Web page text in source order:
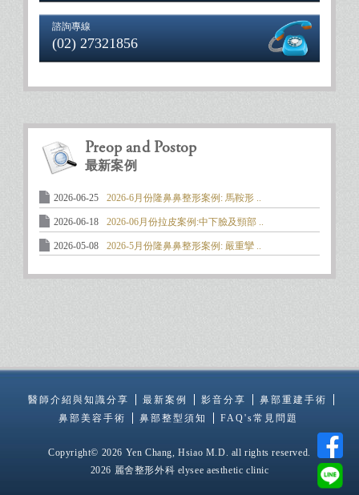
諮詢專線
(02) 27321856
Preop and Postop
最新案例
2026-06-25 2026-6月份隆鼻鼻整形案例: 馬鞍形 ..
2026-06-18 2026-06月份拉皮案例:中下臉及頸部 ..
2026-05-08 2026-5月份隆鼻鼻整形案例: 嚴重攣 ..
醫師介紹與知識分享 最新案例 影音分享
鼻部重建手術
鼻部美容手術
鼻部整型須知 FAQ's常見問題
Copyright© 2026 Yen Chang, Hsiao M.D. all rights reserved.
2026 麗舍整形外科 elysee aesthetic clinic